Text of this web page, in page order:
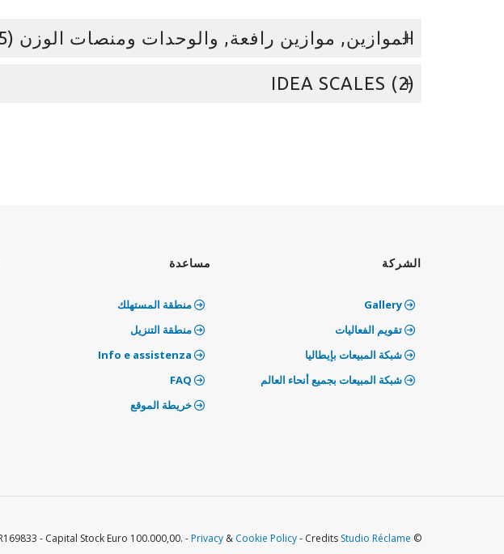
الموازين, موازين رافعة, والوحدات ومنصات الوزن (25)
‫IDEA SCALES (2)
الشركة
تقويم الفعاليات
شبكة المبيعات بإيطاليا
شبكة المبيعات بجميع أنحاء العالم
مساعدة
منطقة المستهلك
منطقة التنزيل
Info e assistenza
‫FAQ
خريطة الموقع
© LAUMAS Elettronica S.r.l. - VAT IT01661140341 - Italian companies Register: PR169833 - Capital Stock Euro 100.000,00. -
Privacy & Cookie Policy- Credits Studio Réclame